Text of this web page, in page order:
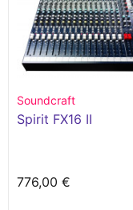
Soundcraft
Spirit FX16 II
776,00 €